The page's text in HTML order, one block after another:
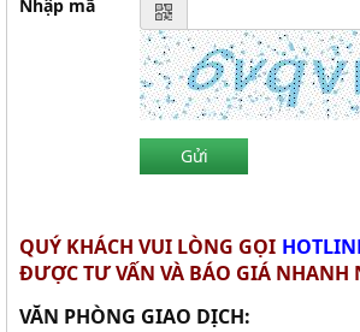
Nhập mã
QUÝ KHÁCH VUI LÒNG GỌI
ĐƯỢC TƯ VẤN VÀ BÁO GIÁ NHANH
VĂN PHÒNG GIAO DỊCH: